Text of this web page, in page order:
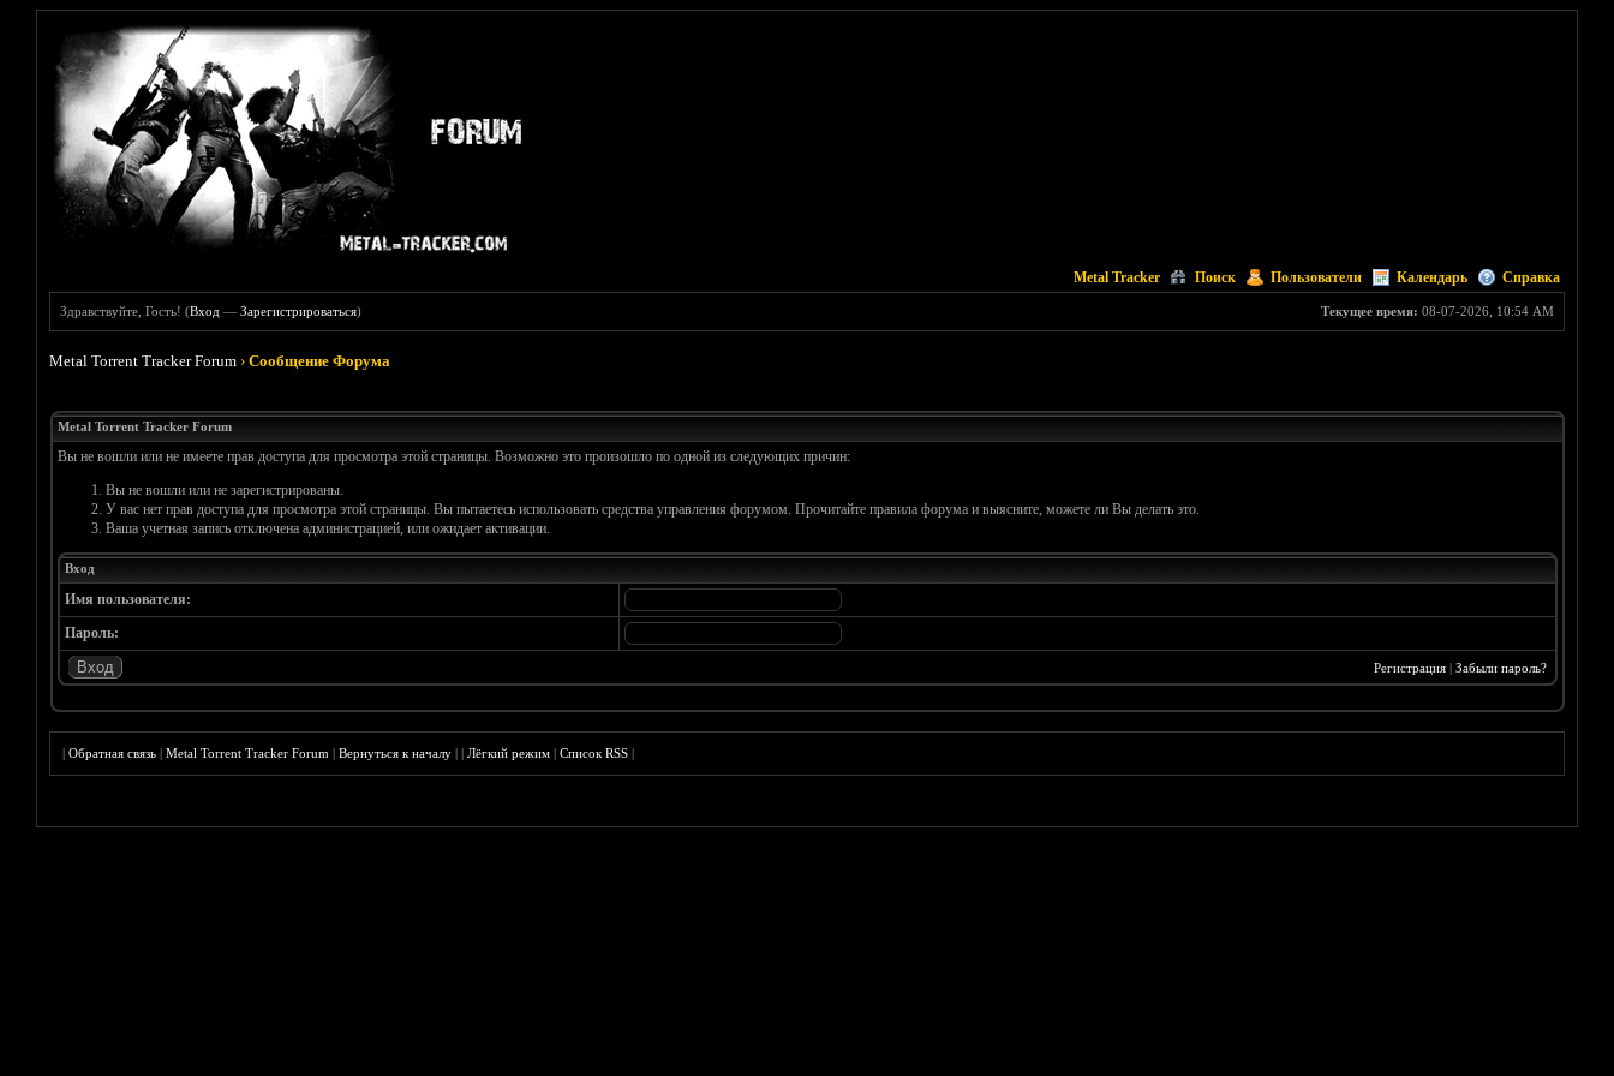
Metal Tracker Поиск Пользователи Календарь Справка
Текущее время: 08-07-2026, 10:54 AM
Здравствуйте, Гость! (Вход —Зарегистрироваться)
Metal Torrent Tracker Forum ›Сообщение Форума
Metal Torrent Tracker Forum
Вы не вошли или не имеете прав доступа для просмотра этой страницы. Возможно это произошло по одной из следующих причин:
Вы не вошли или не зарегистрированы.
У вас нет прав доступа для просмотра этой страницы. Вы пытаетесь использовать средства управления форумом. Прочитайте правила форума и выясните, можете ли Вы делать это.
Ваша учетная запись отключена администрацией, или ожидает активации.
Вход
Имя пользователя:
Пароль:
Регистрация| Забыли пароль?
|Обратная связь |Metal Torrent Tracker Forum |Вернуться к началу ||Лёгкий режим |Список RSS |